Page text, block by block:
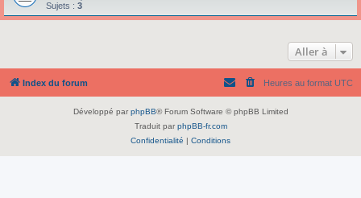
r
Sujets : 3
Aller à
Index du forum Heures au format UTC
Développé par phpBB® Forum Software © phpBB Limited
Traduit par phpBB-fr.com
Confidentialité | Conditions